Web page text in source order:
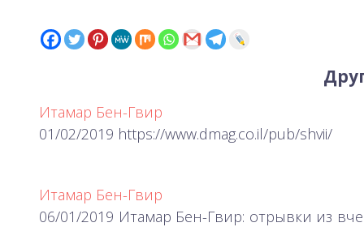
Итамар Бен-Гвир
01/02/2019 https://www.dmag.co.il/pub/shvii/
Итамар Бен-Гвир
06/01/2019 Итамар Бен-Гвир: отрывки из